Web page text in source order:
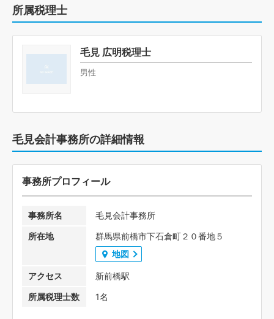
所属税理士
毛見 広明税理士
男性
毛見会計事務所の詳細情報
事務所プロフィール
事務所名
毛見会計事務所
所在地
群馬県前橋市下石倉町２０番地５
地図
アクセス
新前橋駅
所属税理士数
1名